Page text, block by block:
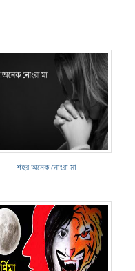
শহর অনেক নোংরা মা